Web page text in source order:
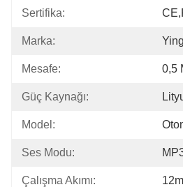
Sertifika:
Marka:
Mesafe: 0,5
Güç Kaynağı:
Model:
Ses Modu:
Çalışma Akımı: